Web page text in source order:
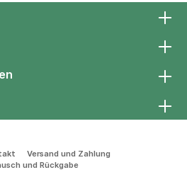
Versand und Zahlung
und Rückgabe